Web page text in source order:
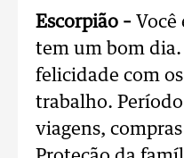
Escorpião – Você
tem um bom
felicidade com
trabalho.
viagens,